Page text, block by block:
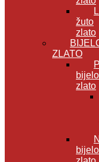
žuto
zlato
ZLATO
bijelo
zlato
bijelo